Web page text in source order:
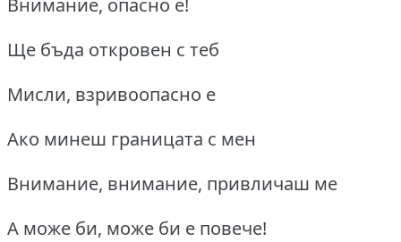
Внимание, опасно е!
Ще бъда откровен с теб
Мисли, взривоопасно е
Ако минеш границата с мен
Внимание, внимание, привличаш ме
А може би, може би е повече!